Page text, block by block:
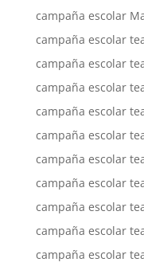
campaña escolar
campaña escolar
campaña escolar
campaña escolar
campaña escolar
campaña escolar
campaña escolar
campaña escolar
campaña escolar
campaña escolar
campaña escolar